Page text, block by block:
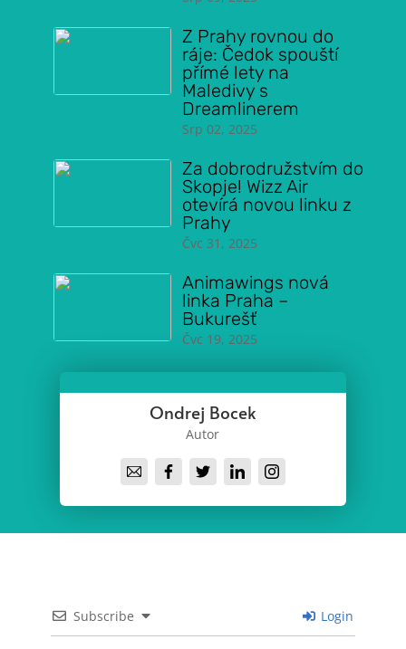
Z Prahy rovnou do
ráje: Čedok spouští
přímé lety na
Maledivy s
Dreamlinerem
Srp 02, 2025
Za dobrodružstvím do
Skopje! Wizz Air
otevírá novou linku z
Prahy
Čvc 31, 2025
Animawings nová
linka Praha –
Bukurešť
Čvc 19, 2025
Ondrej Bocek
Autor
Subscribe Login